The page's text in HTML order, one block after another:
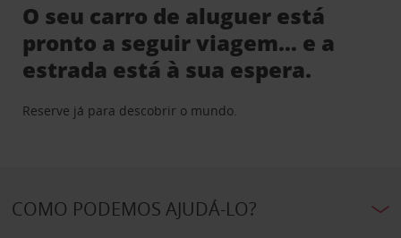
O seu carro de aluguer está
pronto a seguir viagem… e a
estrada está à sua espera.
Reserve já para descobrir o mundo.
COMO PODEMOS AJUDÁ-LO?